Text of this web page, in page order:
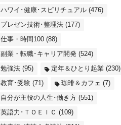
ハワイ･健康･スピリチュアル(476)
プレゼン技術･整理法(177)
仕事・時間100(88)
副業・転職･キャリア開発(524)
勉強法(95) 定年＆ひとり起業(230)
教育･受験(71) 珈琲＆カフェ (7)
自分が主役の人生･働き方(551)
英語力･ＴＯＥＩＣ (109)